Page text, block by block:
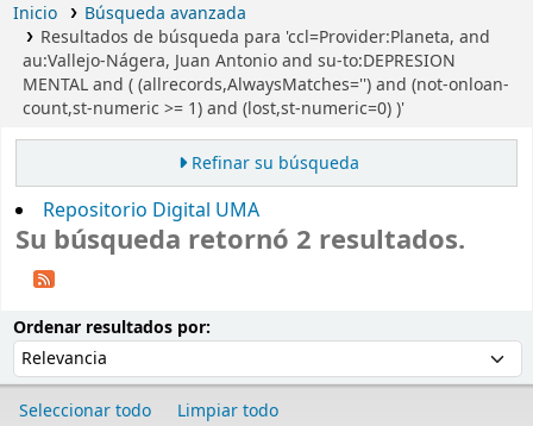
Inicio
Búsqueda avanzada
Resultados de búsqueda para 'ccl=Provider:Planeta, and
au:Vallejo-Nágera, Juan Antonio and su-to:DEPRESION
MENTAL and ( (allrecords,AlwaysMatches='') and (not-onloan-
count,st-numeric >= 1) and (lost,st-numeric=0) )'
Refinar su búsqueda
Repositorio Digital UMA
Su búsqueda retornó 2 resultados.
Ordenar resultados por:
Seleccionar todo
Limpiar todo